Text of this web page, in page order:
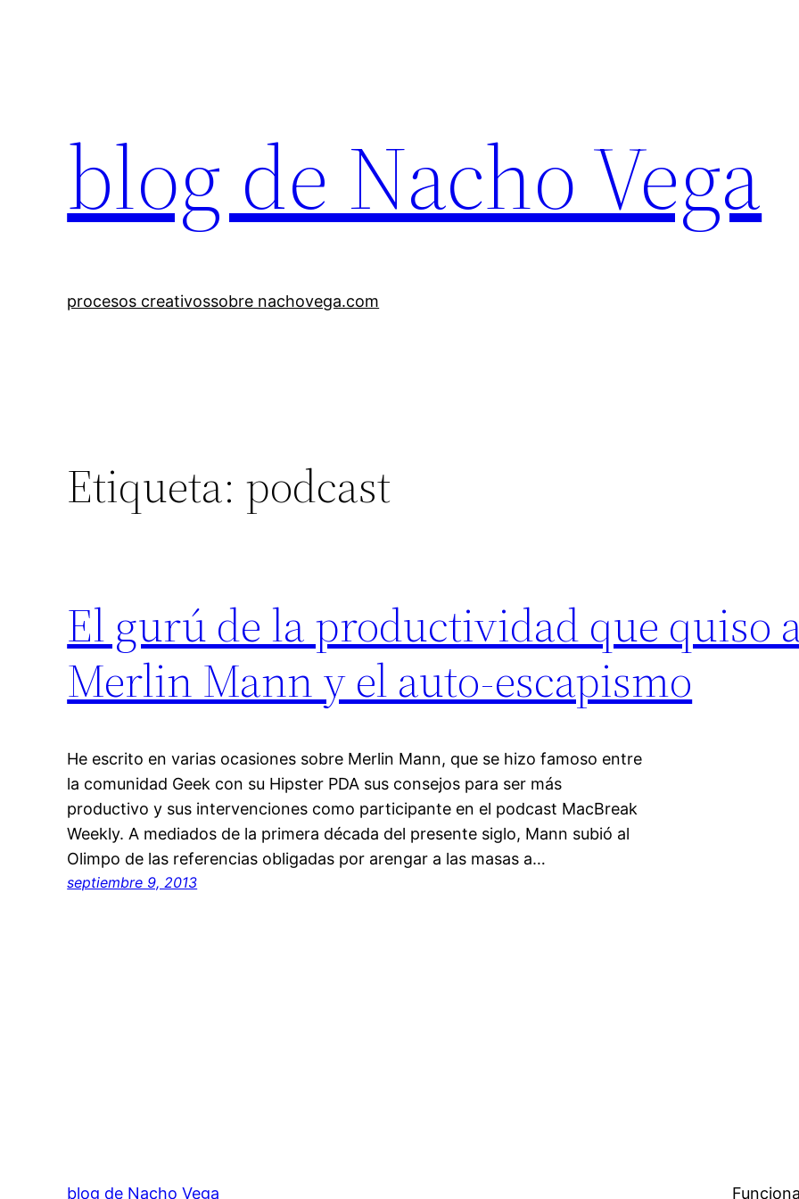
blog de Nacho Vega
procesos creativossobre nachovega.com
Etiqueta: podcast
El gurú de la productividad que quiso
Merlin Mann y el auto-escapismo
He escrito en varias ocasiones sobre Merlin Mann, que se hizo famoso entre
la comunidad Geek con su Hipster PDA sus consejos para ser más
productivo y sus intervenciones como participante en el podcast MacBreak
Weekly. A mediados de la primera década del presente siglo, Mann subió al
Olimpo de las referencias obligadas por arengar a las masas a…
septiembre 9, 2013
blog de Nacho Vega